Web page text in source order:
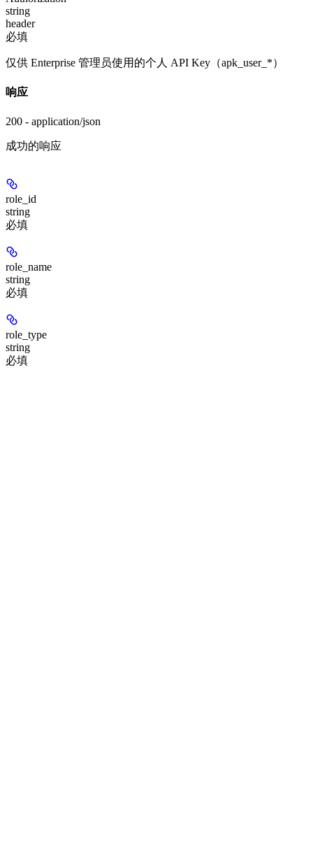
string
header
必填
仅供 Enterprise 管理员使用的个人 API Key（apk_user_*）
响应
200 - application/json
成功的响应
role_id
string
必填
role_name
string
必填
role_type
string
必填